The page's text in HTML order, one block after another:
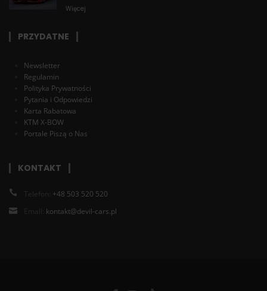
Więcej
PRZYDATNE
Newsletter
Regulamin
Polityka Prywatności
Pytania i Odpowiedzi
Karta Rabatowa
KTM X-BOW
Portale Piszą o Nas
KONTAKT
Telefon: +48 503 520 520
Email: kontakt@devil-cars.pl